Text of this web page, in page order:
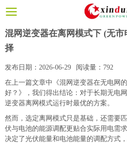
混网逆变器在离网模式下 (无
择
发布日期： 2026-06-29 阅读量： 792
在上一篇文章中
《混网逆变器在无电网
好？》
，我们得出结论：对于长期无电
逆变器离网模式运行时最优的方案。
然而，选定离网模式只是基础，还需要
伏与电池的能源调配更贴合实际用电需
决定了光伏能量和电池能量的调配方式